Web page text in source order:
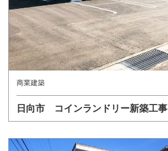
商業建築
日向市 コインランドリー新築工事